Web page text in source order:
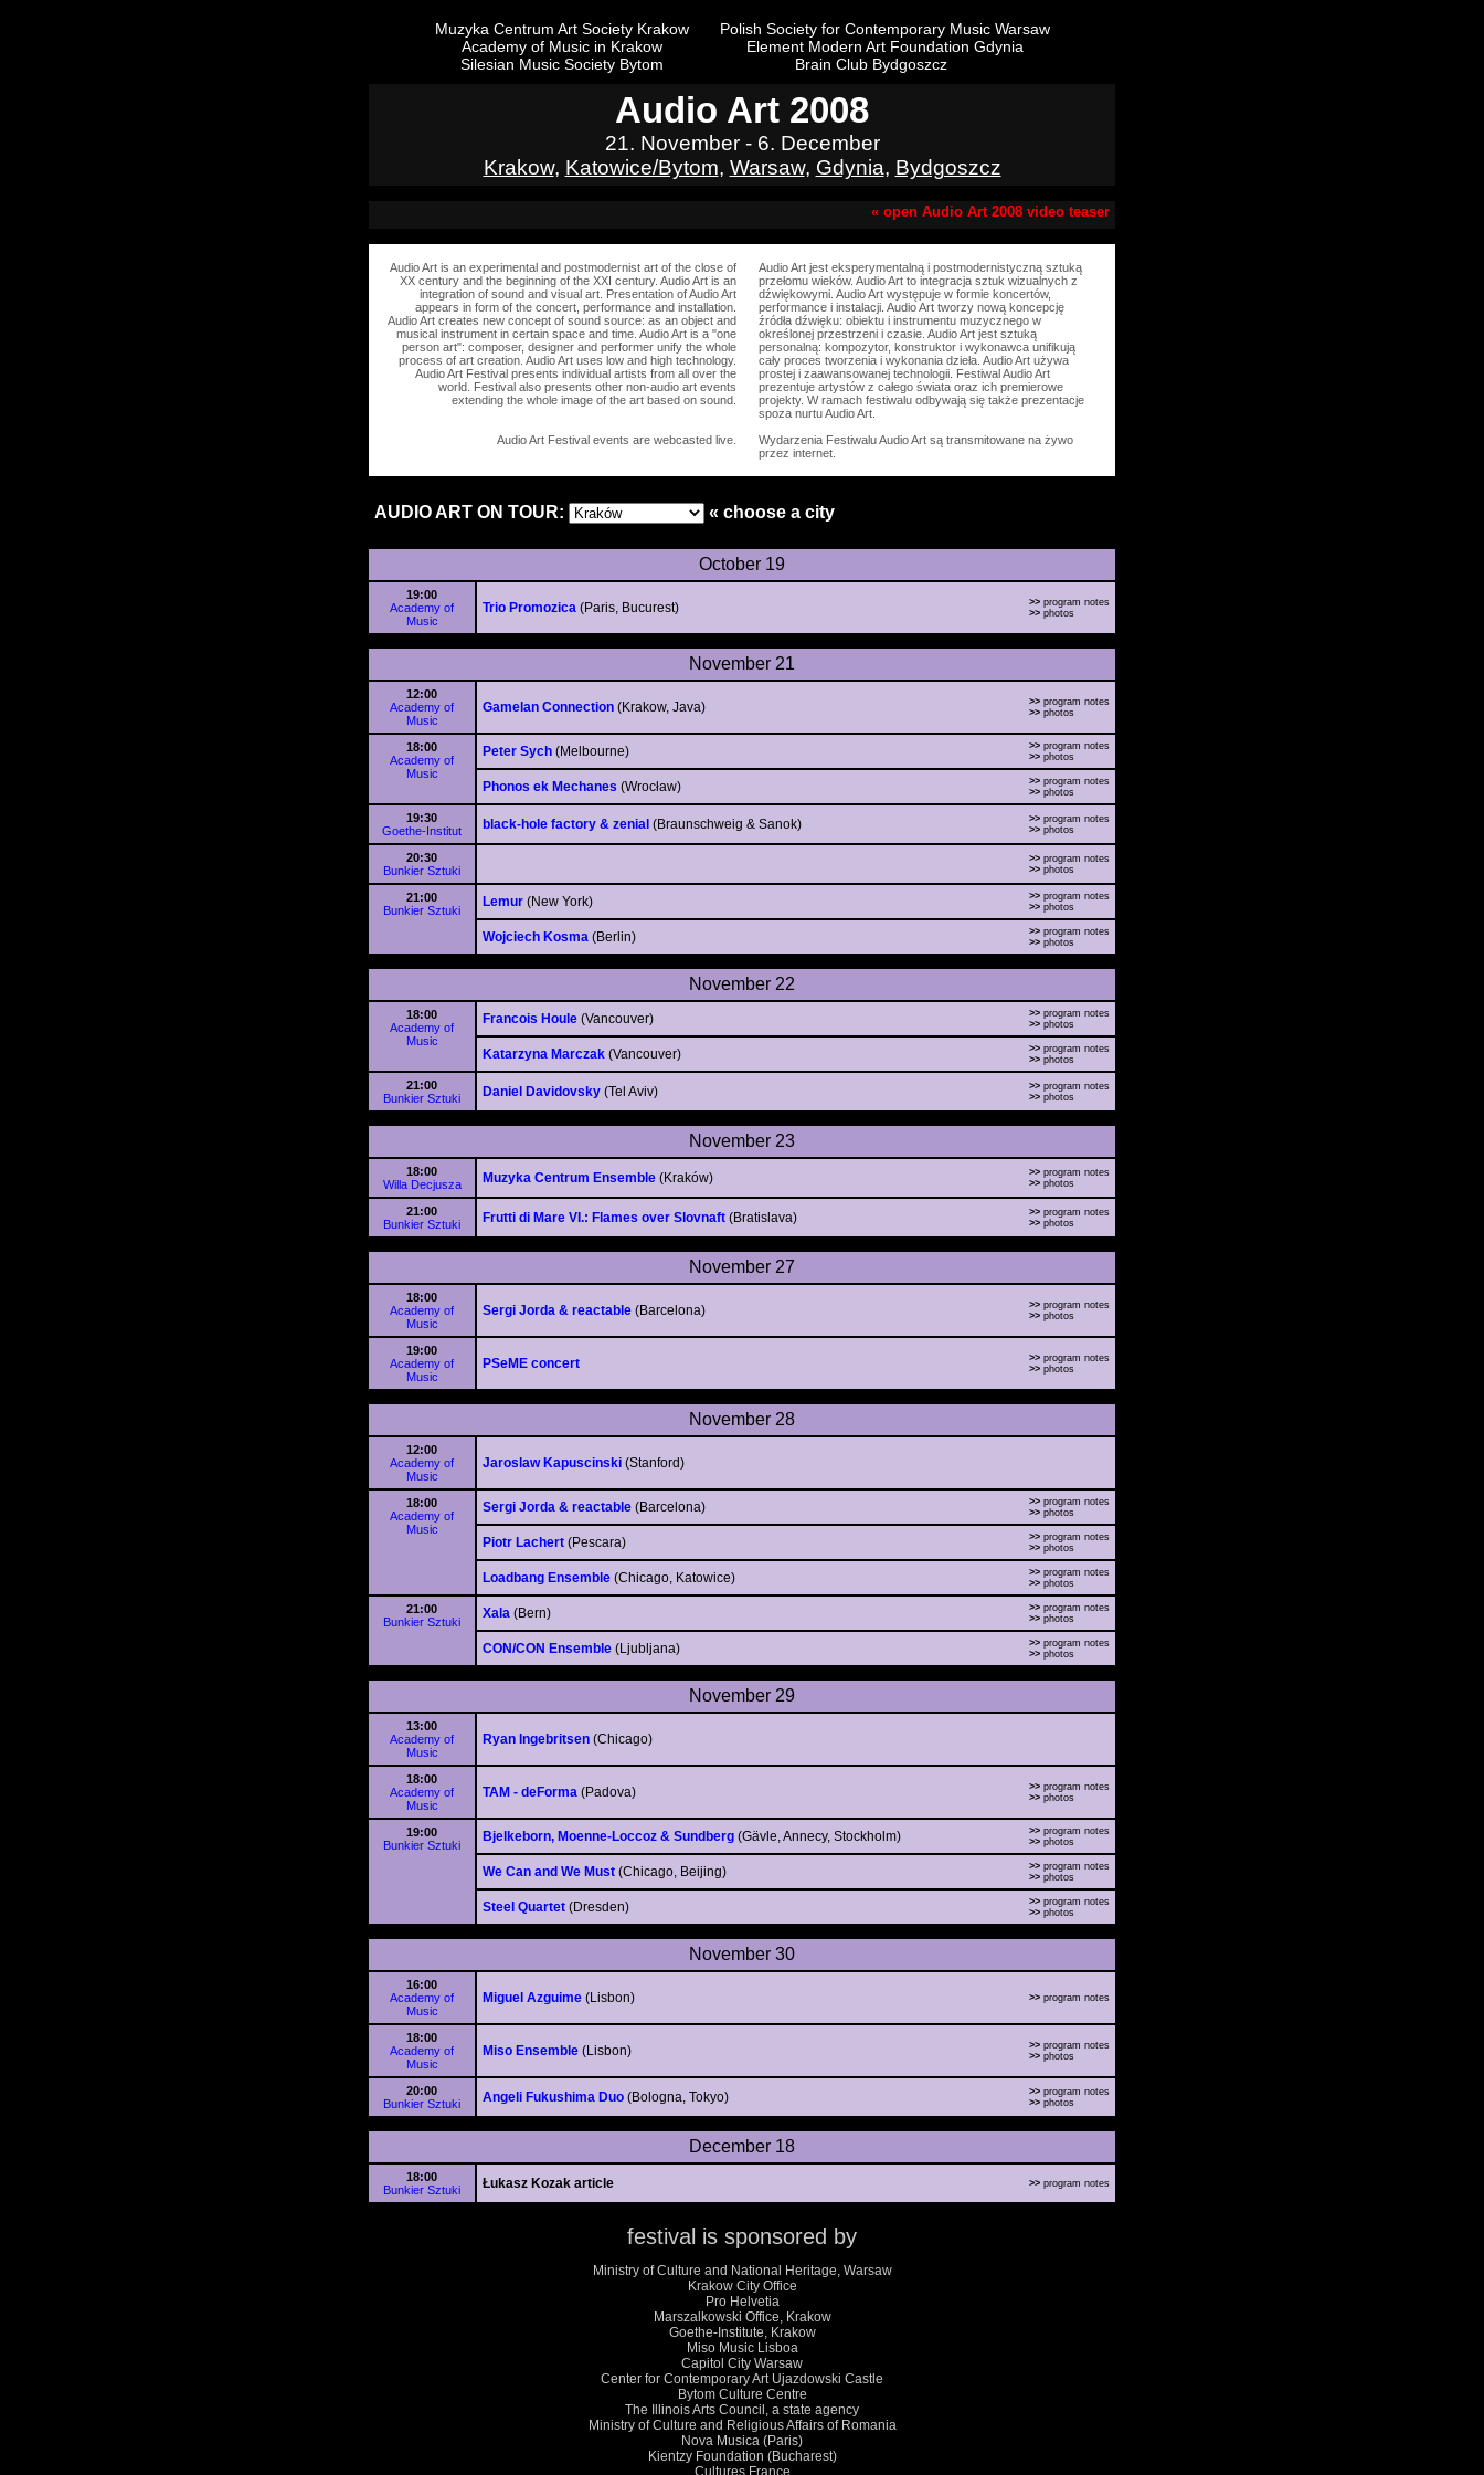
Muzyka Centrum Art Society Krakow
Academy of Music in Krakow
Silesian Music Society Bytom
Polish Society for Contemporary Music Warsaw
Element Modern Art Foundation Gdynia
Brain Club Bydgoszcz
Audio Art 2008
21. November - 6. December
Krakow, Katowice/Bytom, Warsaw, Gdynia, Bydgoszcz
« open Audio Art 2008 video teaser
Audio Art is an experimental and postmodernist art of the close of
XX century and the beginning of the XXI century. Audio Art is an
integration of sound and visual art. Presentation of Audio Art
appears in form of the concert, performance and installation.
Audio Art creates new concept of sound source: as an object and
musical instrument in certain space and time. Audio Art is a "one
person art": composer, designer and performer unify the whole
process of art creation. Audio Art uses low and high technology.
Audio Art Festival presents individual artists from all over the
world. Festival also presents other non-audio art events
extending the whole image of the art based on sound.
Audio Art Festival events are webcasted live.
Audio Art jest eksperymentalną i postmodernistyczną sztuką
przełomu wieków. Audio Art to integracja sztuk wizualnych z
dźwiękowymi. Audio Art występuje w formie koncertów,
performance i instalacji. Audio Art tworzy nową koncepcję
źródła dźwięku: obiektu i instrumentu muzycznego w
określonej przestrzeni i czasie. Audio Art jest sztuką
personalną: kompozytor, konstruktor i wykonawca unifikują
cały proces tworzenia i wykonania dzieła. Audio Art używa
prostej i zaawansowanej technologii. Festiwal Audio Art
prezentuje artystów z całego świata oraz ich premierowe
projekty. W ramach festiwalu odbywają się także prezentacje
spoza nurtu Audio Art.
Wydarzenia Festiwalu Audio Art są transmitowane na żywo
przez internet.
AUDIO ART ON TOUR: « choose a city
October 19
19:00
Academy of
Music
Trio Promozica (Paris, Bucurest) >> program notes
>> photos
November 21
12:00
Academy of
Music
Gamelan Connection (Krakow, Java) >> program notes
>> photos
18:00
Academy of
Music
Peter Sych (Melbourne) >> program notes
>> photos
Phonos ek Mechanes (Wrocław) >> program notes
>> photos
19:30
Goethe-Institut
black-hole factory & zenial (Braunschweig & Sanok) >> program notes
>> photos
20:30
Bunkier Sztuki
>> program notes
>> photos
21:00
Bunkier Sztuki
Lemur (New York) >> program notes
>> photos
Wojciech Kosma (Berlin) >> program notes
>> photos
November 22
18:00
Academy of
Music
Francois Houle (Vancouver) >> program notes
>> photos
Katarzyna Marczak (Vancouver) >> program notes
>> photos
21:00
Bunkier Sztuki
Daniel Davidovsky (Tel Aviv) >> program notes
>> photos
November 23
18:00
Willa Decjusza
Muzyka Centrum Ensemble (Kraków) >> program notes
>> photos
21:00
Bunkier Sztuki
Frutti di Mare VI.: Flames over Slovnaft (Bratislava) >> program notes
>> photos
November 27
18:00
Academy of
Music
Sergi Jorda & reactable (Barcelona) >> program notes
>> photos
19:00
Academy of
Music
PSeME concert >> program notes
>> photos
November 28
12:00
Academy of
Music
Jaroslaw Kapuscinski (Stanford)
18:00
Academy of
Music
Sergi Jorda & reactable (Barcelona) >> program notes
>> photos
Piotr Lachert (Pescara) >> program notes
>> photos
Loadbang Ensemble (Chicago, Katowice) >> program notes
>> photos
21:00
Bunkier Sztuki
Xala (Bern) >> program notes
>> photos
CON/CON Ensemble (Ljubljana) >> program notes
>> photos
November 29
13:00
Academy of
Music
Ryan Ingebritsen (Chicago)
18:00
Academy of
Music
TAM - deForma (Padova) >> program notes
>> photos
19:00
Bunkier Sztuki
Bjelkeborn, Moenne-Loccoz & Sundberg (Gävle, Annecy, Stockholm) >> program notes
>> photos
We Can and We Must (Chicago, Beijing) >> program notes
>> photos
Steel Quartet (Dresden) >> program notes
>> photos
November 30
16:00
Academy of
Music
Miguel Azguime (Lisbon) >> program notes
18:00
Academy of
Music
Miso Ensemble (Lisbon) >> program notes
>> photos
20:00
Bunkier Sztuki
Angeli Fukushima Duo (Bologna, Tokyo) >> program notes
>> photos
December 18
18:00
Bunkier Sztuki
Łukasz Kozak article >> program notes
festival is sponsored by
Ministry of Culture and National Heritage, Warsaw
Krakow City Office
Pro Helvetia
Marszalkowski Office, Krakow
Goethe-Institute, Krakow
Miso Music Lisboa
Capitol City Warsaw
Center for Contemporary Art Ujazdowski Castle
Bytom Culture Centre
The Illinois Arts Council, a state agency
Ministry of Culture and Religious Affairs of Romania
Nova Musica (Paris)
Kientzy Foundation (Bucharest)
Cultures France